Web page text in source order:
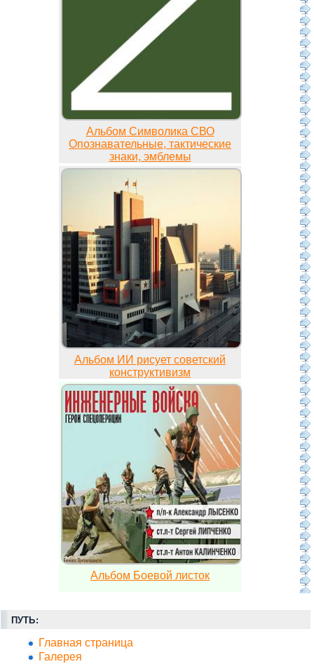
Альбом Символика СВО
Опознавательные, тактические
знаки, эмблемы
Альбом ИИ рисует советский
конструктивизм
Альбом Боевой листок
ПУТЬ:
Главная страница
Галерея